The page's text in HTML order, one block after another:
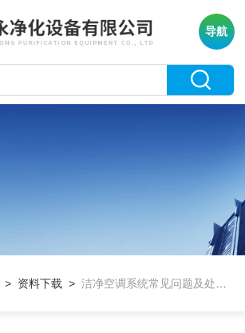
导航
> 资料下载 >洁净空调系统常见问题及处理方法